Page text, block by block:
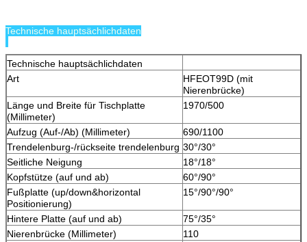
Technische hauptsächlichdaten
Technische hauptsächlichdaten
Art
HFEOT99D (mit
Nierenbrücke)
Länge und Breite für Tischplatte
(Millimeter)
1970/500
Aufzug (Auf-/Ab) (Millimeter)
690/1100
Trendelenburg-/rückseite trendelenburg 30°/30°
Seitliche Neigung
18°/18°
Kopfstütze (auf und ab)
60°/90°
Fußplatte (up/down&horizontal
Positionierung)
15°/90°/90°
Hintere Platte (auf und ab)
75°/35°
Nierenbrücke (Millimeter)
110